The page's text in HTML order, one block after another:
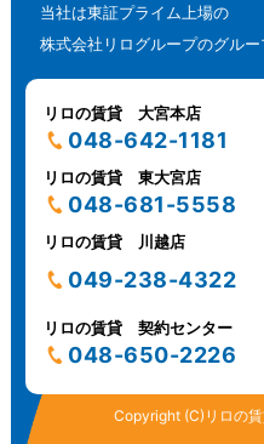
当社は東証プライム上場の
株式会社リログループのグルー
リロの賃貸 大宮本店
048-642-1181
リロの賃貸 東大宮店
048-681-5558
リロの賃貸 川越店
049-238-4322
リロの賃貸 契約センター
048-650-2226
Copyright (C)リロの